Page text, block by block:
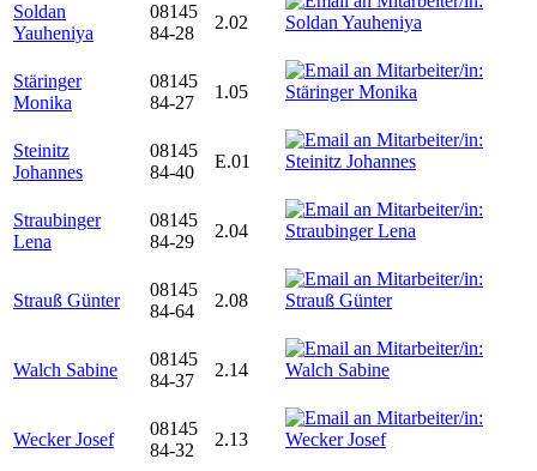
Soldan
Yauheniya
08145
84-28
2.02
Stäringer
Monika
08145
84-27
1.05
Steinitz
Johannes
08145
84-40
E.01
Straubinger
Lena
08145
84-29
2.04
Strauß Günter
08145
84-64
2.08
Walch Sabine
08145
84-37
2.14
Wecker Josef
08145
84-32
2.13